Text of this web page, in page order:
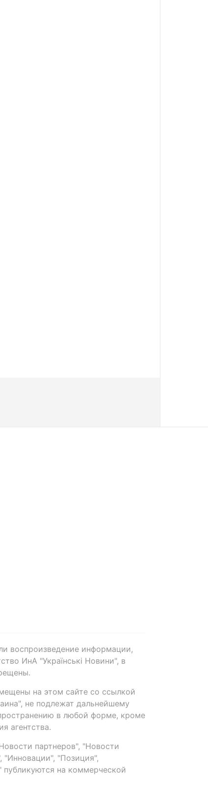
воспроизведение информации,
ИнА "Українські Новини", в
на этом сайте со ссылкой
не подлежат дальнейшему
в любой форме, кроме
агентства.
партнеров", "Новости
"Инновации", "Позиция",
на коммерческой